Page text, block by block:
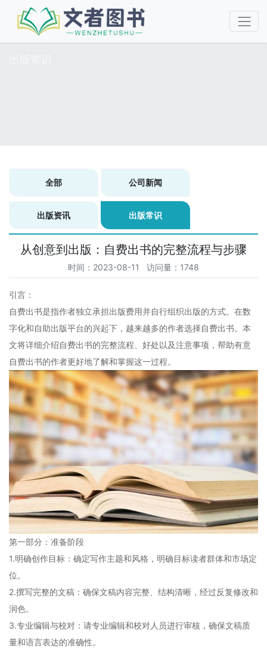
全部 公司新闻
出版资讯 出版常识
从创意到出版：自费出书的完整流程与步骤
时间：2023-08-11 访问量：1748
引言：
自费出书是指作者独立承担出版费用并自行组织出版的方式。在数
字化和自助出版平台的兴起下，越来越多的作者选择自费出书。本
文将详细介绍自费出书的完整流程、好处以及注意事项，帮助有意
自费出书的作者更好地了解和掌握这一过程。
第一部分：准备阶段
1.明确创作目标：确定写作主题和风格，明确目标读者群体和市场定
位。
2.撰写完整的文稿：确保文稿内容完整、结构清晰，经过反复修改和
润色。
3.专业编辑与校对：请专业编辑和校对人员进行审核，确保文稿质
量和语言表达的准确性。